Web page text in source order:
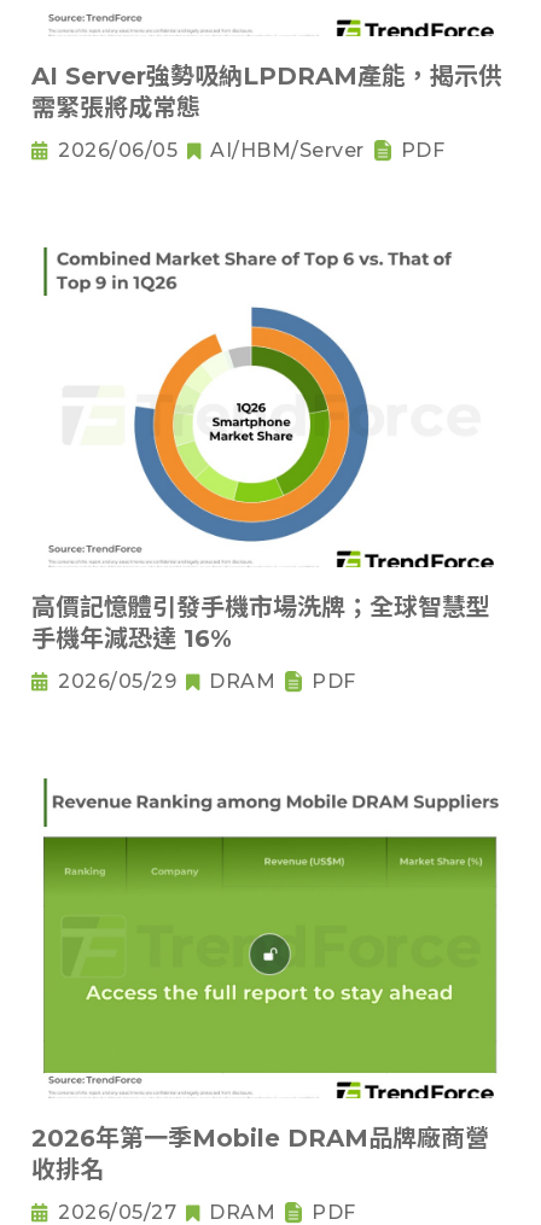
AI Server強勢吸納LPDRAM產能，揭示供
需緊張將成常態
2026/06/05 AI/HBM/Server PDF
高價記憶體引發手機市場洗牌；全球智慧型
手機年減恐達 16%
2026/05/29 DRAM PDF
2026年第一季Mobile DRAM品牌廠商營
收排名
2026/05/27 DRAM PDF